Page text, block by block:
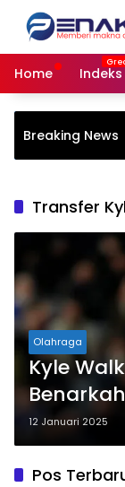
Langsung
konten
Home
Indeks
Breaking News
Dituding Tak
Jagabaya
Bicara
Transfer
Olahraga
Kyle
Utama
12 Januari 2025
Pos